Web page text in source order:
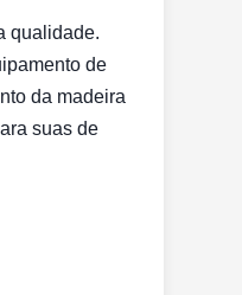
qualidade.
de
da madeira
suas de